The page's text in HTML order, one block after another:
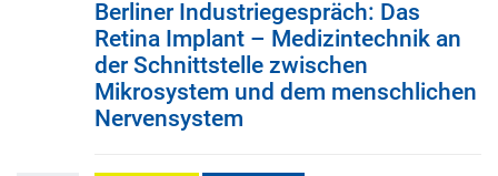
Berliner Industriegespräch: Das
Retina Implant – Medizintechnik an
der Schnittstelle zwischen
Mikrosystem und dem menschlichen
Nervensystem